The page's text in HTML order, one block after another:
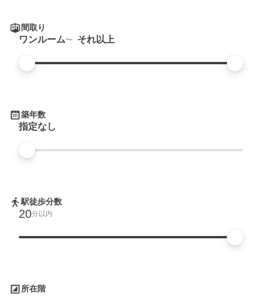
間取り
ワンルーム それ以上
築年数
指定なし
駅徒歩分数
20分以内
所在階